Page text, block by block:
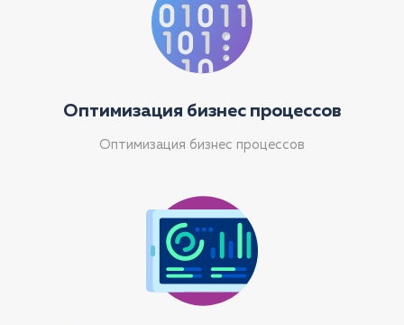
Оптимизация бизнес процессов
Оптимизация бизнес процессов